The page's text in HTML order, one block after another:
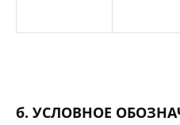
б. УСЛОВНОЕ